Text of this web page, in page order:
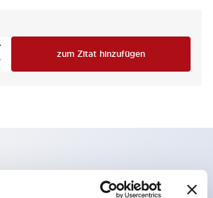
zum Zitat hinzufügen